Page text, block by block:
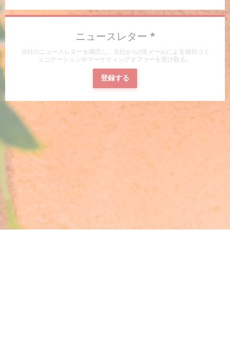
ニュースレター *
当社のニュースレターを購読し、当社からのEメールによる個別コミ
ュニケーションやマーケティングオファーを受け取る。
登録する